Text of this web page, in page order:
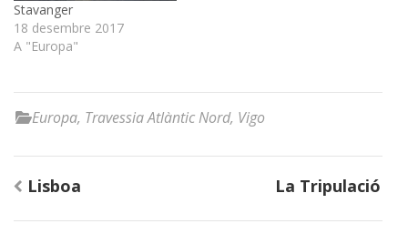
Stavanger
18 desembre 2017
A "Europa"
Europa, Travessia Atlàntic Nord, Vigo
Navegació
Lisboa La Tripulació